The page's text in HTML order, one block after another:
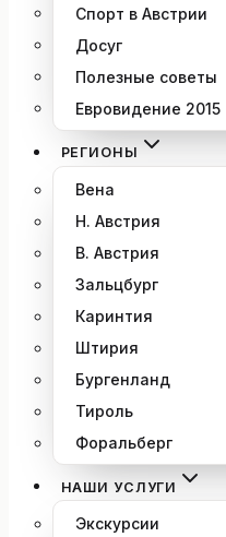
Спорт в Австрии
Досуг
Полезные советы
Евровидение 2015
РЕГИОНЫ
Вена
Н. Австрия
В. Австрия
Зальцбург
Каринтия
Штирия
Бургенланд
Тироль
Форальберг
НАШИ УСЛУГИ
Экскурсии